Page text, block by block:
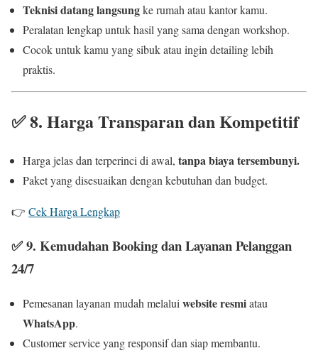
Teknisi datang langsungke rumah atau kantor kamu.
Peralatan lengkap untuk hasil yang sama dengan workshop.
Cocok untuk kamu yang sibuk atau ingin detailing lebih
praktis.
✅8. Harga Transparan dan Kompetitif
Harga jelas dan terperinci di awal, tanpa biaya tersembunyi.
Paket yang disesuaikan dengan kebutuhan dan budget.
👉 Cek Harga Lengkap
✅ 9. Kemudahan Booking dan Layanan Pelanggan
24/7
Pemesanan layanan mudah melalui website resmiatau
WhatsApp.
Customer service yang responsif dan siap membantu.